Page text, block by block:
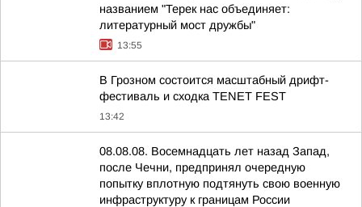
названием "Терек нас объединяет:
литературный мост дружбы"
13:55
В Грозном состоится масштабный дрифт-
фестиваль и сходка TENET FEST
13:42
08.08.08. Восемнадцать лет назад Запад,
после Чечни, предпринял очередную
попытку вплотную подтянуть свою военную
инфраструктуру к границам России